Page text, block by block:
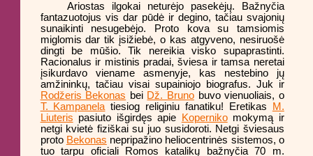
Ariostas ilgokai neturėjo pasekėjų. Bažnyčia
fantazuotojus vis dar pūdė ir degino, tačiau svajonių
sunaikinti nesugebėjo. Proto kova su tamsiomis
miglomis dar tik įsižiebė, o kas atgyveno, nesiruošė
dingti be mūšio. Tik nereikia visko supaprastinti.
Racionalus ir mistinis pradai, šviesa ir tamsa neretai
įsikurdavo viename asmenyje, kas nestebino jų
amžininkų, tačiau visai supainiojo biografus. Juk ir
Rodžeris Bekonas bei Dž. Bruno buvo vienuoliais, o
T. Kampanelatiesiog religiniu fanatiku! Eretikas
M.
Liuteris pasiuto išgirdęs apie Kopernikomokymą ir
netgi kvietė fiziškai su juo susidoroti. Netgi šviesaus
proto Bekonas nepripažino heliocentrinės sistemos, o
tuo tarpu oficiali Romos katalikų bažnyčia 70 m.